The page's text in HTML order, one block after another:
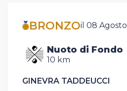
BRONZOil 08 Agosto
Nuoto di Fondo
10 km
GINEVRA TADDEUCCI